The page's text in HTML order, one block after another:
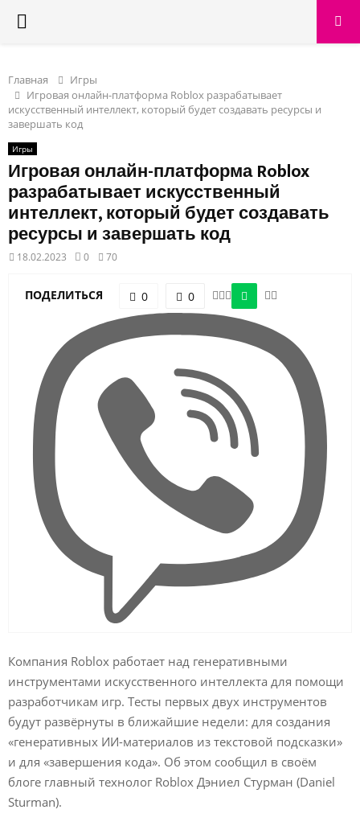
PRIMARY
Главная
Игры
Игровая онлайн-платформа Roblox разрабатывает
искусственный интеллект, который будет создавать ресурсы и
завершать код
Игры
Игровая онлайн-платформа Roblox
разрабатывает искусственный
интеллект, который будет создавать
ресурсы и завершать код
18.02.2023 0 70
ПОДЕЛИТЬСЯ 0 0
Компания Roblox работает над генеративными
инструментами искусственного интеллекта для помощи
разработчикам игр. Тесты первых двух инструментов
будут развёрнуты в ближайшие недели: для создания
«генеративных ИИ-материалов из текстовой подсказки»
и для «завершения кода». Об этом сообщил в своём
блоге главный технолог Roblox Дэниел Стурман (Daniel
Sturman).